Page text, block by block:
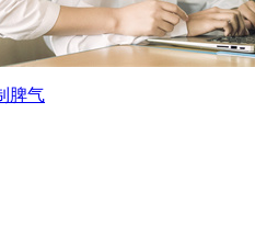
脾气